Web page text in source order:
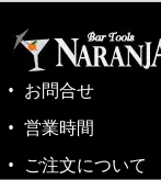
お問合せ
営業時間
ご注文について